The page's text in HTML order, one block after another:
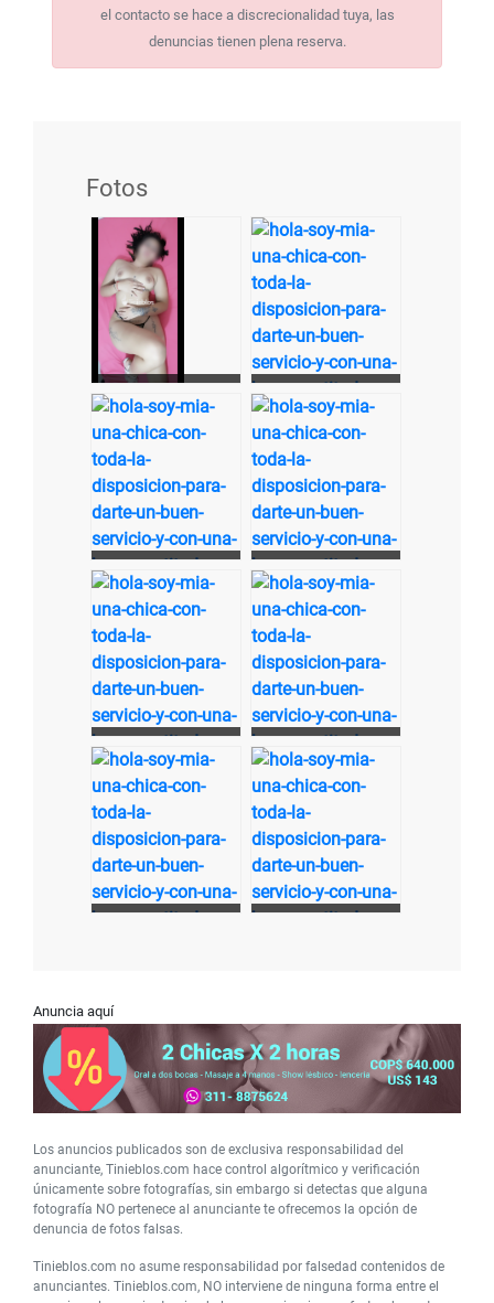
el contacto se hace a discrecionalidad tuya, las
denuncias tienen plena reserva.
Fotos
Anuncia aquí
Los anuncios publicados son de exclusiva responsabilidad del
anunciante, Tinieblos.com hace control algorítmico y verificación
únicamente sobre fotografías, sin embargo si detectas que alguna
fotografía NO pertenece al anunciante te ofrecemos la opción de
denuncia de fotos falsas.
Tinieblos.com no asume responsabilidad por falsedad contenidos de
anunciantes. Tinieblos.com, NO interviene de ninguna forma entre el